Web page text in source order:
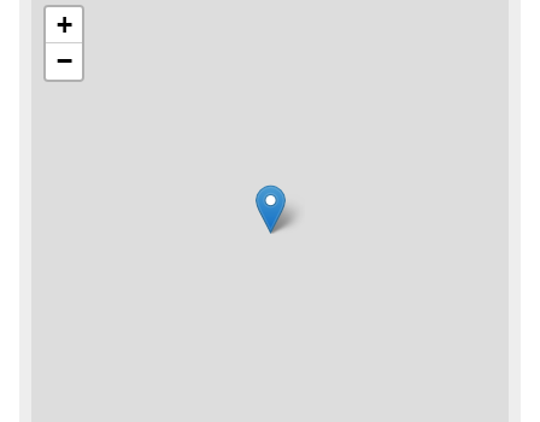
+
−